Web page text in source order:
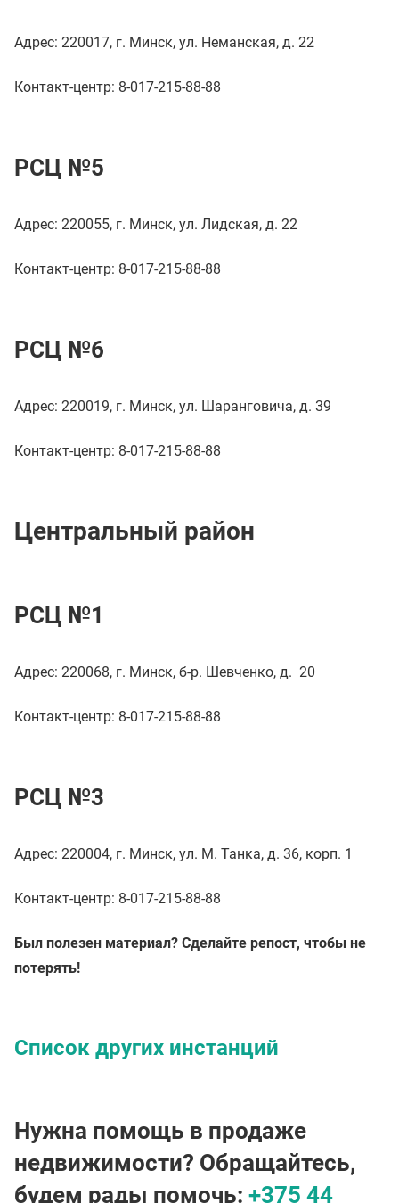
Адрес: 220017, г. Минск, ул. Неманская, д. 22
Контакт-центр: 8-017-215-88-88
РСЦ №5
Адрес: 220055, г. Минск, ул. Лидская, д. 22
Контакт-центр: 8-017-215-88-88
РСЦ №6
Адрес: 220019, г. Минск, ул. Шаранговича, д. 39
Контакт-центр: 8-017-215-88-88
Центральный район
РСЦ №1
Адрес: 220068, г. Минск, б-р. Шевченко, д. 20
Контакт-центр: 8-017-215-88-88
РСЦ №3
Адрес: 220004, г. Минск, ул. М. Танка, д. 36, корп. 1
Контакт-центр: 8-017-215-88-88
Был полезен материал? Сделайте репост, чтобы не
потерять!
Список других инстанций
Нужна помощь в продаже
недвижимости? Обращайтесь,
будем рады помочь: +375 44